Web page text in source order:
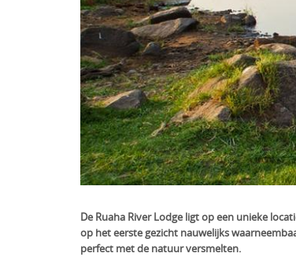
De Ruaha River Lodge ligt op een unieke
op het eerste gezicht nauwelijks
perfect met de natuur versmelten.